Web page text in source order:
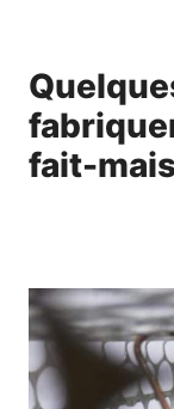
contenu
fait-